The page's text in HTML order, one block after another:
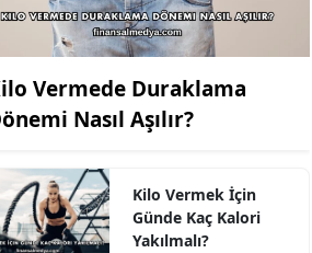
Vermede Duraklama
Nasıl Aşılır?
Kilo Vermek İçin
Günde Kaç Kalori
Yakılmalı?